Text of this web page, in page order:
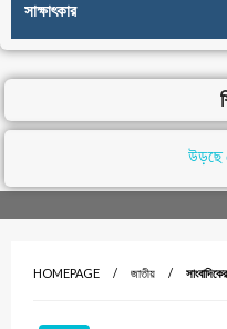
সাক্ষাৎকার
উড়ছে
HOMEPAGE জাতীয়